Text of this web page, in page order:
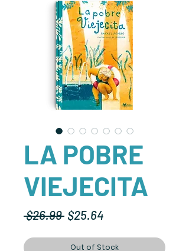
LA POBRE
VIEJECITA
$26.99 Regular
$25.64
Out of Stock